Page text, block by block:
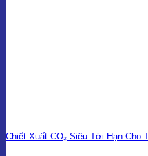
Chiết Xuất CO₂ Siêu Tới Hạn Cho